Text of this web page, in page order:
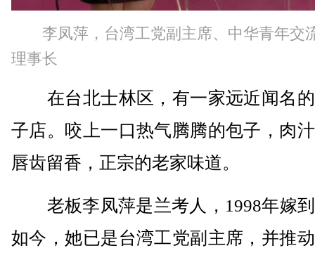
李凤萍，台湾工党副主席、中华青年交
理事长
在台北士林区，有一家远近闻名
子店。咬上一口热气腾腾的包子，肉
唇齿留香，正宗的老家味道。
老板李凤萍是兰考人，1998年嫁
如今，她已是台湾工党副主席，并推